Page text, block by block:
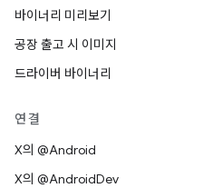
바이너리 미리보기
공장 출고 시 이미지
드라이버 바이너리
연결
X의 @Android
X의 @AndroidDev